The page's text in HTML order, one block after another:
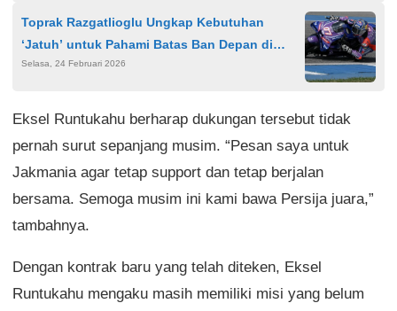
Toprak Razgatlioglu Ungkap Kebutuhan
‘Jatuh’ untuk Pahami Batas Ban Depan di
Debut MotoGP 2026
Selasa, 24 Februari 2026
Eksel Runtukahu berharap dukungan tersebut tidak
pernah surut sepanjang musim. “Pesan saya untuk
Jakmania agar tetap support dan tetap berjalan
bersama. Semoga musim ini kami bawa Persija juara,”
tambahnya.
Dengan kontrak baru yang telah diteken, Eksel
Runtukahu mengaku masih memiliki misi yang belum